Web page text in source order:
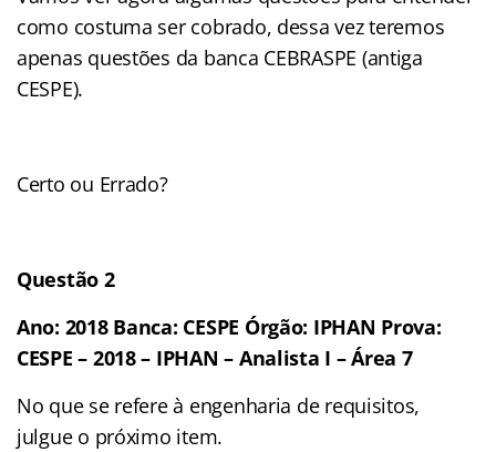
como costuma ser cobrado, dessa vez teremos
apenas questões da banca CEBRASPE (antiga
CESPE).
Certo ou Errado?
Questão 2
Ano: 2018 Banca: CESPE Órgão: IPHAN Prova:
CESPE – 2018 – IPHAN – Analista I – Área 7
No que se refere à engenharia de requisitos,
julgue o próximo item.